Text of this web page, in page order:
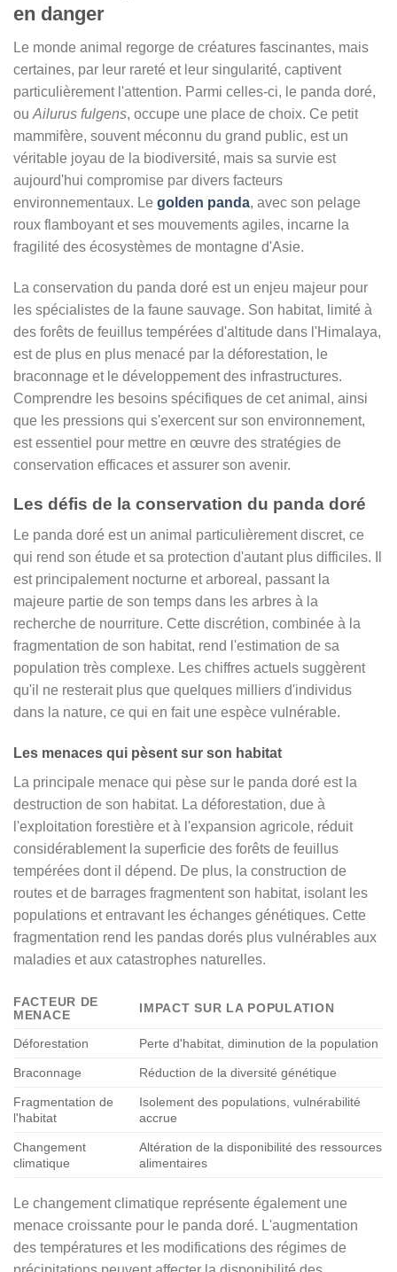
en danger
Le monde animal regorge de créatures fascinantes, mais
certaines, par leur rareté et leur singularité, captivent
particulièrement l'attention. Parmi celles-ci, le panda doré,
ou Ailurus fulgens, occupe une place de choix. Ce petit
mammifère, souvent méconnu du grand public, est un
véritable joyau de la biodiversité, mais sa survie est
aujourd'hui compromise par divers facteurs
environnementaux. Le golden panda, avec son pelage
roux flamboyant et ses mouvements agiles, incarne la
fragilité des écosystèmes de montagne d'Asie.
La conservation du panda doré est un enjeu majeur pour
les spécialistes de la faune sauvage. Son habitat, limité à
des forêts de feuillus tempérées d'altitude dans l'Himalaya,
est de plus en plus menacé par la déforestation, le
braconnage et le développement des infrastructures.
Comprendre les besoins spécifiques de cet animal, ainsi
que les pressions qui s'exercent sur son environnement,
est essentiel pour mettre en œuvre des stratégies de
conservation efficaces et assurer son avenir.
Les défis de la conservation du panda doré
Le panda doré est un animal particulièrement discret, ce
qui rend son étude et sa protection d'autant plus difficiles. Il
est principalement nocturne et arboreal, passant la
majeure partie de son temps dans les arbres à la
recherche de nourriture. Cette discrétion, combinée à la
fragmentation de son habitat, rend l'estimation de sa
population très complexe. Les chiffres actuels suggèrent
qu'il ne resterait plus que quelques milliers d'individus
dans la nature, ce qui en fait une espèce vulnérable.
Les menaces qui pèsent sur son habitat
La principale menace qui pèse sur le panda doré est la
destruction de son habitat. La déforestation, due à
l'exploitation forestière et à l'expansion agricole, réduit
considérablement la superficie des forêts de feuillus
tempérées dont il dépend. De plus, la construction de
routes et de barrages fragmentent son habitat, isolant les
populations et entravant les échanges génétiques. Cette
fragmentation rend les pandas dorés plus vulnérables aux
maladies et aux catastrophes naturelles.
FACTEUR DE
MENACE
IMPACT SUR LA POPULATION
Déforestation Perte d'habitat, diminution de la population
Braconnage Réduction de la diversité génétique
Fragmentation de
l'habitat
Isolement des populations, vulnérabilité
accrue
Changement
climatique
Altération de la disponibilité des ressources
alimentaires
Le changement climatique représente également une
menace croissante pour le panda doré. L'augmentation
des températures et les modifications des régimes de